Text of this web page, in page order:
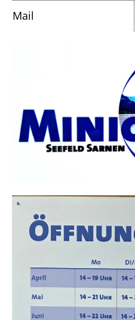
Mail